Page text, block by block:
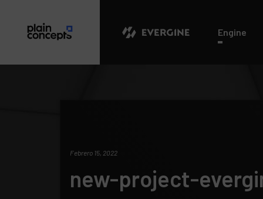
Engine
Febrero 15, 2022
new-project-